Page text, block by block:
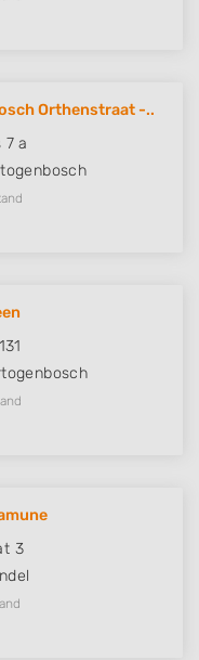
Orthenstraat -..
7 a
3